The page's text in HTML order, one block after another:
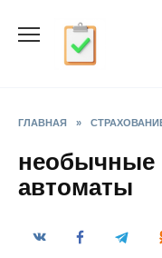
ГЛАВНАЯ »
необычные
автоматы